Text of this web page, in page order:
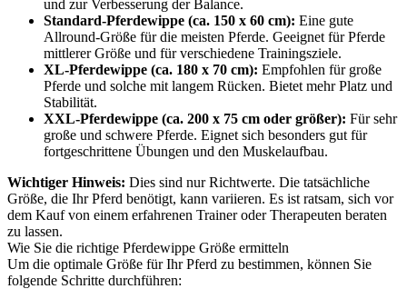
und zur Verbesserung der Balance.
Standard-Pferdewippe (ca. 150 x 60 cm): Eine gute
Allround-Größe für die meisten Pferde. Geeignet für Pferde
mittlerer Größe und für verschiedene Trainingsziele.
XL-Pferdewippe (ca. 180 x 70 cm): Empfohlen für große
Pferde und solche mit langem Rücken. Bietet mehr Platz und
Stabilität.
XXL-Pferdewippe (ca. 200 x 75 cm oder größer): Für sehr
große und schwere Pferde. Eignet sich besonders gut für
fortgeschrittene Übungen und den Muskelaufbau.
Wichtiger Hinweis: Dies sind nur Richtwerte. Die tatsächliche
Größe, die Ihr Pferd benötigt, kann variieren. Es ist ratsam, sich vor
dem Kauf von einem erfahrenen Trainer oder Therapeuten beraten
zu lassen.
Wie Sie die richtige Pferdewippe Größe ermitteln
Um die optimale Größe für Ihr Pferd zu bestimmen, können Sie
folgende Schritte durchführen: